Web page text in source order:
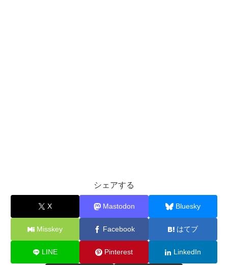
シェアする
X Mastodon Bluesky
Misskey Facebook はてブ
LINE Pinterest LinkedIn